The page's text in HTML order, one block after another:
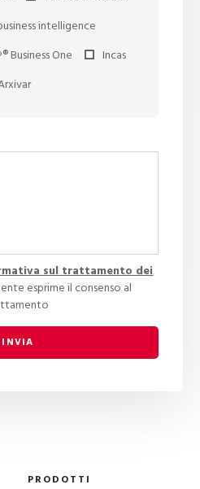
intelligence
Business One
Incas
sul trattamento dei
esprime il consenso al
INVIA
PRODOTTI